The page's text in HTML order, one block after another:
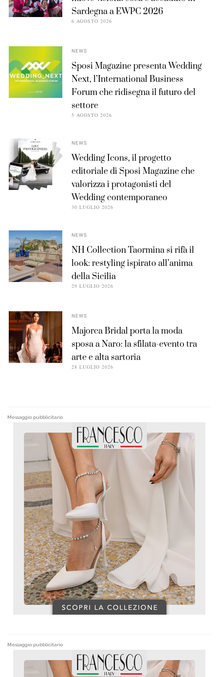
Sardegna a EWPC 2026
6 AGOSTO 2026
NEWS
Sposi Magazine presenta Wedding
Next, l’International Business
Forum che ridisegna il futuro del
settore
5 AGOSTO 2026
NEWS
Wedding Icons, il progetto
editoriale di Sposi Magazine che
valorizza i protagonisti del
Wedding contemporaneo
30 LUGLIO 2026
NEWS
NH Collection Taormina si rifà il
look: restyling ispirato all’anima
della Sicilia
29 LUGLIO 2026
NEWS
Majorca Bridal porta la moda
sposa a Naro: la sfilata-evento tra
arte e alta sartoria
28 LUGLIO 2026
Messaggio pubblicitario
Messaggio pubblicitario